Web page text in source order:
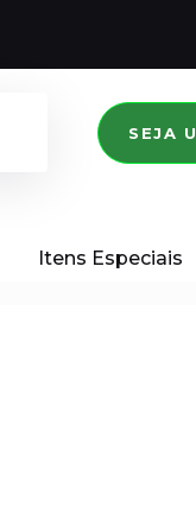
SEJA
Itens Especiais